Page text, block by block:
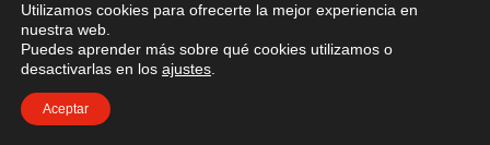
Utilizamos cookies para ofrecerte la mejor experiencia en
nuestra web.
Puedes aprender más sobre qué cookies utilizamos o
desactivarlas en los ajustes
Aceptar